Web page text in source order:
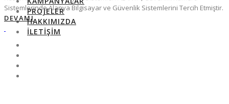
PROJELER
HAKKIMIZDA
İLETIŞIM
Sistemlerinde Alanya Bilgisayar ve Güvenlik Sistemlerini Tercih Etmiştir.
DEVAMI